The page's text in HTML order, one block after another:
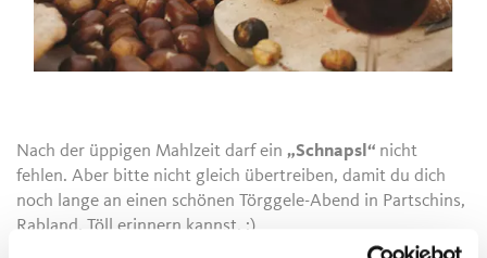
Nach der üppigen Mahlzeit darf ein„Schnapsl“ nicht
fehlen. Aber bitte nicht gleich übertreiben, damit du dich
noch lange an einen schönen Törggele-Abend in Partschins,
Rabland, Töll erinnern kannst. ;)